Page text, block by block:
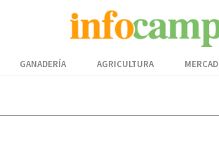
GANADERÍA AGRICULTURA